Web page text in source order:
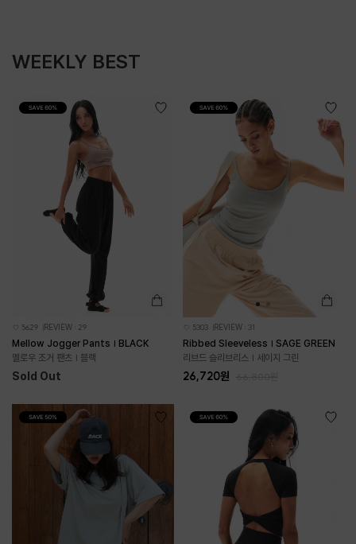
WEEKLY BEST
5629 REVIEW : 29
Mellow Jogger Pants | BLACK
멜로우 조거 팬츠 | 블랙
Sold Out
5303 REVIEW : 31
Ribbed Sleeveless | SAGE GREEN
리브드 슬리브리스 | 세이지 그린
26,720원